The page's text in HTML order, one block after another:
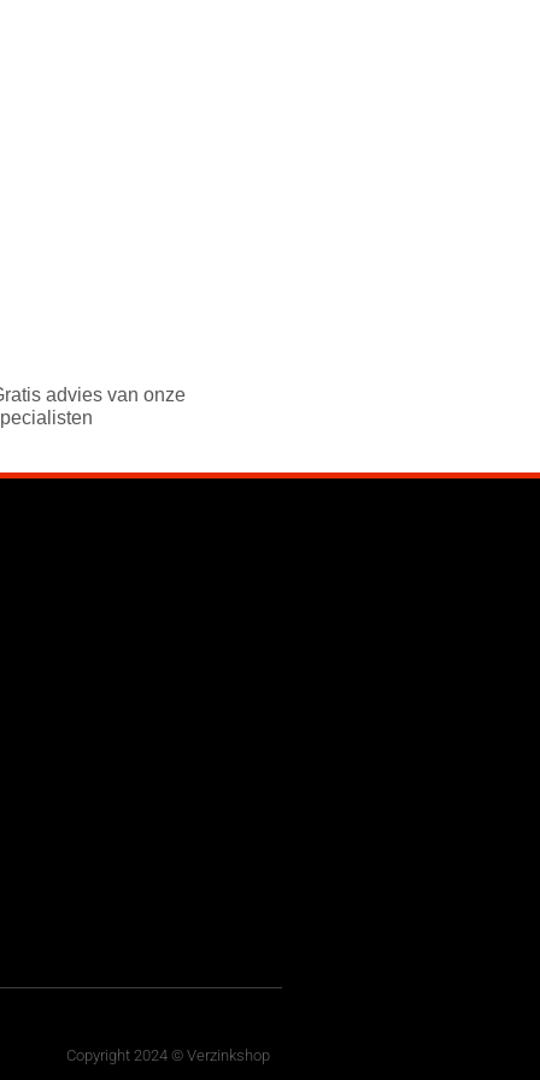
advies van onze
Copyright 2024 © Verzinkshop